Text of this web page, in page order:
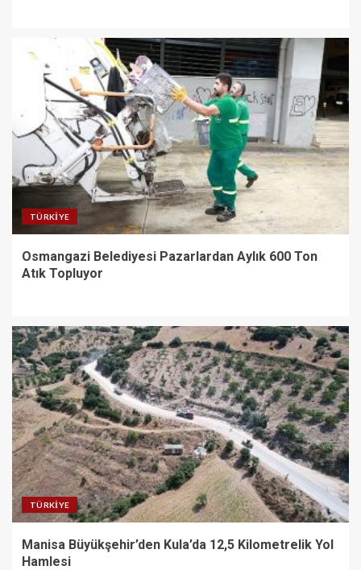
TÜRKIYE
Osmangazi Belediyesi Pazarlardan Aylık 600 Ton
Atık Topluyor
TÜRKIYE
Manisa Büyükşehir’den Kula’da 12,5 Kilometrelik Yol
Hamlesi